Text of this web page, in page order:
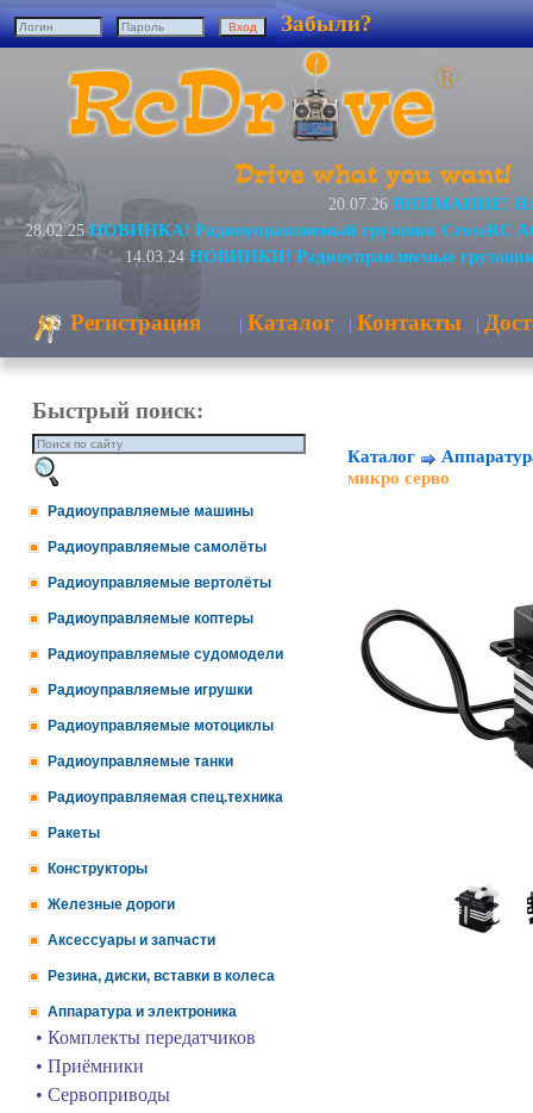
Забыли?
20.07.26 ВНИМАНИЕ!
28.02.25 НОВИНКА! Радиоуправляемый грузовик CrossRC
14.03.24 НОВИНКИ! Радиоуправляемые
Регистрация | Каталог | Контакты |
Быстрый поиск:
Радиоуправляемые машины
Радиоуправляемые самолёты
Радиоуправляемые вертолёты
Радиоуправляемые коптеры
Радиоуправляемые судомодели
Радиоуправляемые игрушки
Радиоуправляемые мотоциклы
Радиоуправляемые танки
Радиоуправляемая спец.техника
Ракеты
Конструкторы
Железные дороги
Аксессуары и запчасти
Резина, диски, вставки в колеса
Аппаратура и электроника
• Комплекты передатчиков
• Приёмники
• Сервоприводы
Каталог
микро серво